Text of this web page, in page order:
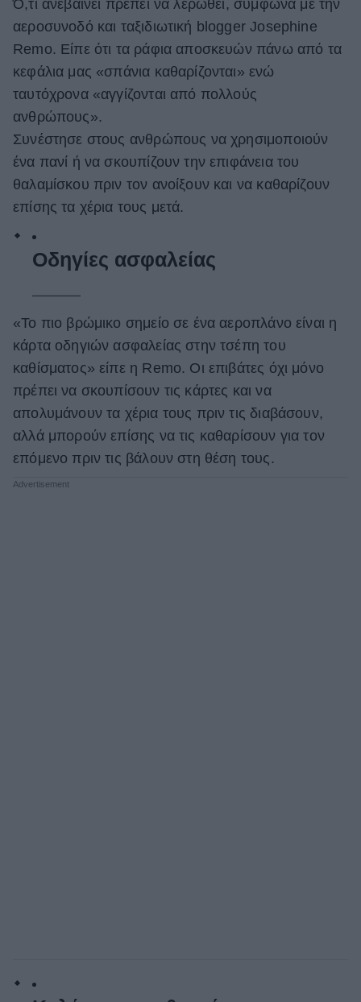
Ό,τι ανεβαίνει πρέπει να λερωθεί, σύμφωνα με την
αεροσυνοδό και ταξιδιωτική blogger Josephine
Remo. Είπε ότι τα ράφια αποσκευών πάνω από τα
κεφάλια μας «σπάνια καθαρίζονται» ενώ
ταυτόχρονα «αγγίζονται από πολλούς
ανθρώπους».
Συνέστησε στους ανθρώπους να χρησιμοποιούν
ένα πανί ή να σκουπίζουν την επιφάνεια του
θαλαμίσκου πριν τον ανοίξουν και να καθαρίζουν
επίσης τα χέρια τους μετά.
Οδηγίες ασφαλείας
«Το πιο βρώμικο σημείο σε ένα αεροπλάνο είναι η
κάρτα οδηγιών ασφαλείας στην τσέπη του
καθίσματος» είπε η Remo. Οι επιβάτες όχι μόνο
πρέπει να σκουπίσουν τις κάρτες και να
απολυμάνουν τα χέρια τους πριν τις διαβάσουν,
αλλά μπορούν επίσης να τις καθαρίσουν για τον
επόμενο πριν τις βάλουν στη θέση τους.